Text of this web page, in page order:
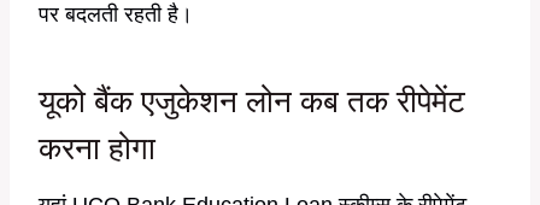
पर बदलती रहती है।
यूको बैंक एजुकेशन लोन कब तक रीपेमेंट
करना होगा